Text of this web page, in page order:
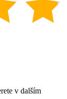
v dalším